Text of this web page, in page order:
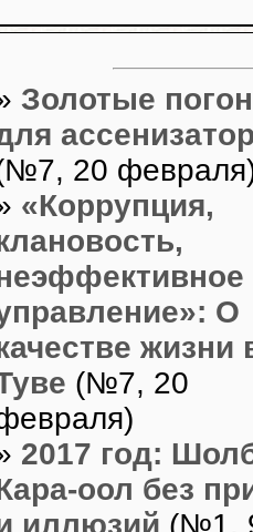
Золотые
20
«Коррупция,
О
жизни
(№7, 20
2017 год:
оол без
иллюзий (№1,